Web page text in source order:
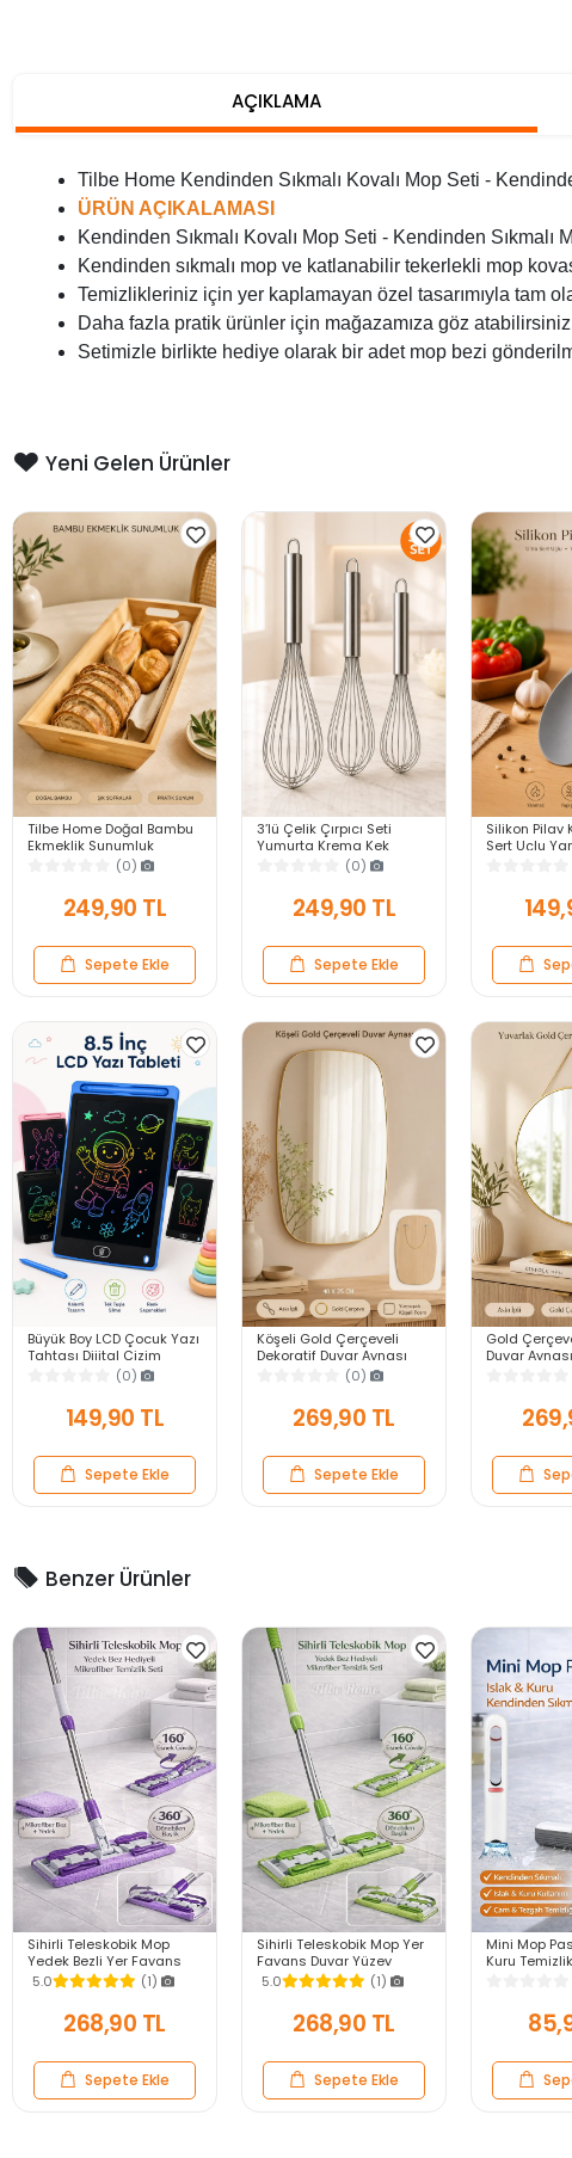
ÜRÜN AÇIKALAMASI
Kendinden Sıkmalı Kovalı Mop Seti - Kendinden
Kendinden sıkmalı mop ve katlanabilir tekerlekli mop
Temizlikleriniz için yer kaplamayan özel tasarımıyla tam
Daha fazla pratik ürünler için mağazamıza göz
Setimizle birlikte hediye olarak bir adet mop bezi
Yeni Gelen Ürünler
Tilbe Home Doğal Bambu
Ekmeklik Sunumluk
Dikdörtgen Kahvaltı ve
(0)
249,90 TL
Sepete Ekle
3’lü Çelik Çırpıcı Seti
Yumurta Krema Kek
Hamuru Çırpma Teli Pratik
Sos Karıştırıcı Mutfak Teli
(0)
249,90 TL
Sepete Ekle
Silikon Pilav
Sert Uçlu
Yapışmaz
Gri Servis
Tahtası Dijital Çizim
Tableti Kalemli Silinebilir
8.5′ Oyuncak Not Defteri
(0)
149,90 TL
Sepete Ekle
Köşeli Gold Çerçeveli
Dekoratif Duvar Aynası
40X25 Askılı Modern
Salon Antre Banyo Yatak
(0)
269,90 TL
Sepete Ekle
Gold
Duvar
Modern
Banyo
Benzer Ürünler
Sihirli Teleskobik Mop
Yedek Bezli Yer Fayans
Duvar Yüzey Temizlik
Mikrofiber Paspas
5.0 (1)
268,90 TL
Sepete Ekle
Sihirli Teleskobik Mop Yer
Fayans Duvar Yüzey
Temizlik Mikrofiber
Paspas Yedek Bezli
5.0 (1)
268,90 TL
Sepete Ekle
Mini Mop
Kuru
Mutfak
Cam Zemin